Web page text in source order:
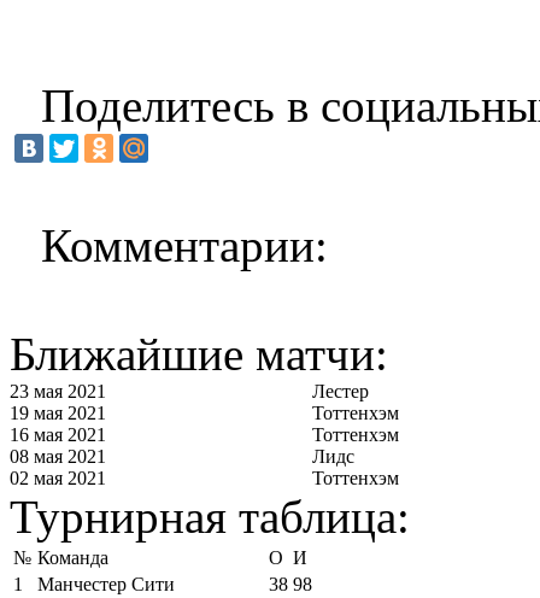
Поделитесь в
Комментарии:
Ближайшие матчи:
23 мая 2021
Лестер
19 мая 2021
Тоттенхэм
16 мая 2021
Тоттенхэм
08 мая 2021
Лидс
02 мая 2021
Тоттенхэм
Турнирная таблица:
№ Команда О И
1
Манчестер Сити 38 98